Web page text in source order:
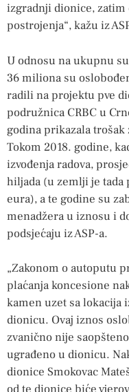
izgradnji dionice,
postrojenja“, kažu iz
U odnosu na ukupnu
36 miliona su
radili na projektu pve
podružnica CRBC u
godina prikazala
Tokom 2018. godine,
izvođenja radova,
hiljada (u zemlji je tada
eura), a te godine su
menadžera u iznosu i
podsjećaju iz ASP-a.
„Zakonom o autoputu
plaćanja koncesione
kamen uzet sa lokacija
dionicu. Ovaj iznos
zvanično nije
ugrađeno u dionicu.
dionice Smokovac